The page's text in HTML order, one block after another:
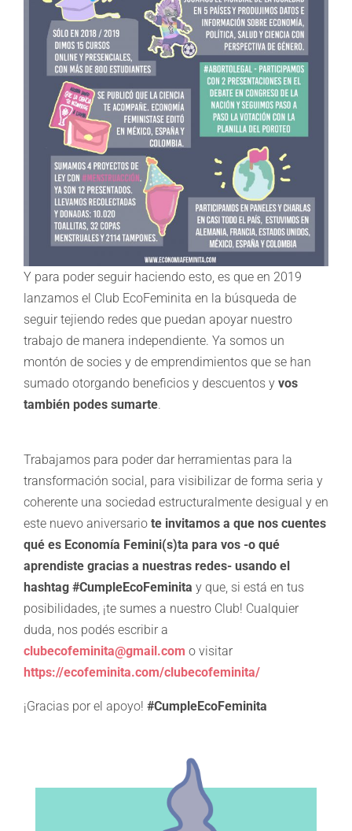
Y para poder seguir haciendo esto, es que en 2019
lanzamos el Club EcoFeminita en la búsqueda de
seguir tejiendo redes que puedan apoyar nuestro
trabajo de manera independiente. Ya somos un
montón de socies y de emprendimientos que se han
sumado otorgando beneficios y descuentos y vos
también podes sumarte.
Trabajamos para poder dar herramientas para la
transformación social, para visibilizar de forma seria y
coherente una sociedad estructuralmente desigual y en
este nuevo aniversario te invitamos a que nos cuentes
qué es Economía Femini(s)ta para vos -o qué
aprendiste gracias a nuestras redes- usando el
hashtag #CumpleEcoFeminita y que, si está en tus
posibilidades, ¡te sumes a nuestro Club! Cualquier
duda, nos podés escribir a
clubecofeminita@gmail.com o visitar
https://ecofeminita.com/clubecofeminita/
¡Gracias por el apoyo! #CumpleEcoFeminita